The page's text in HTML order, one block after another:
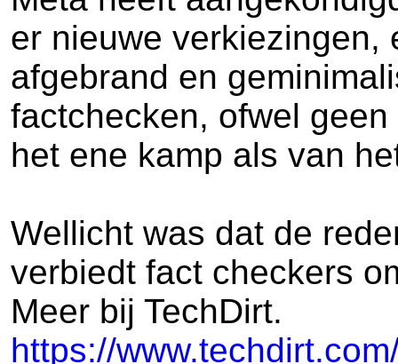
er nieuwe verkiezingen,
afgebrand en
factchecken, ofwel
het ene kamp als van
Wellicht was dat de
verbiedt fact checkers
Meer bij TechDirt.
https://